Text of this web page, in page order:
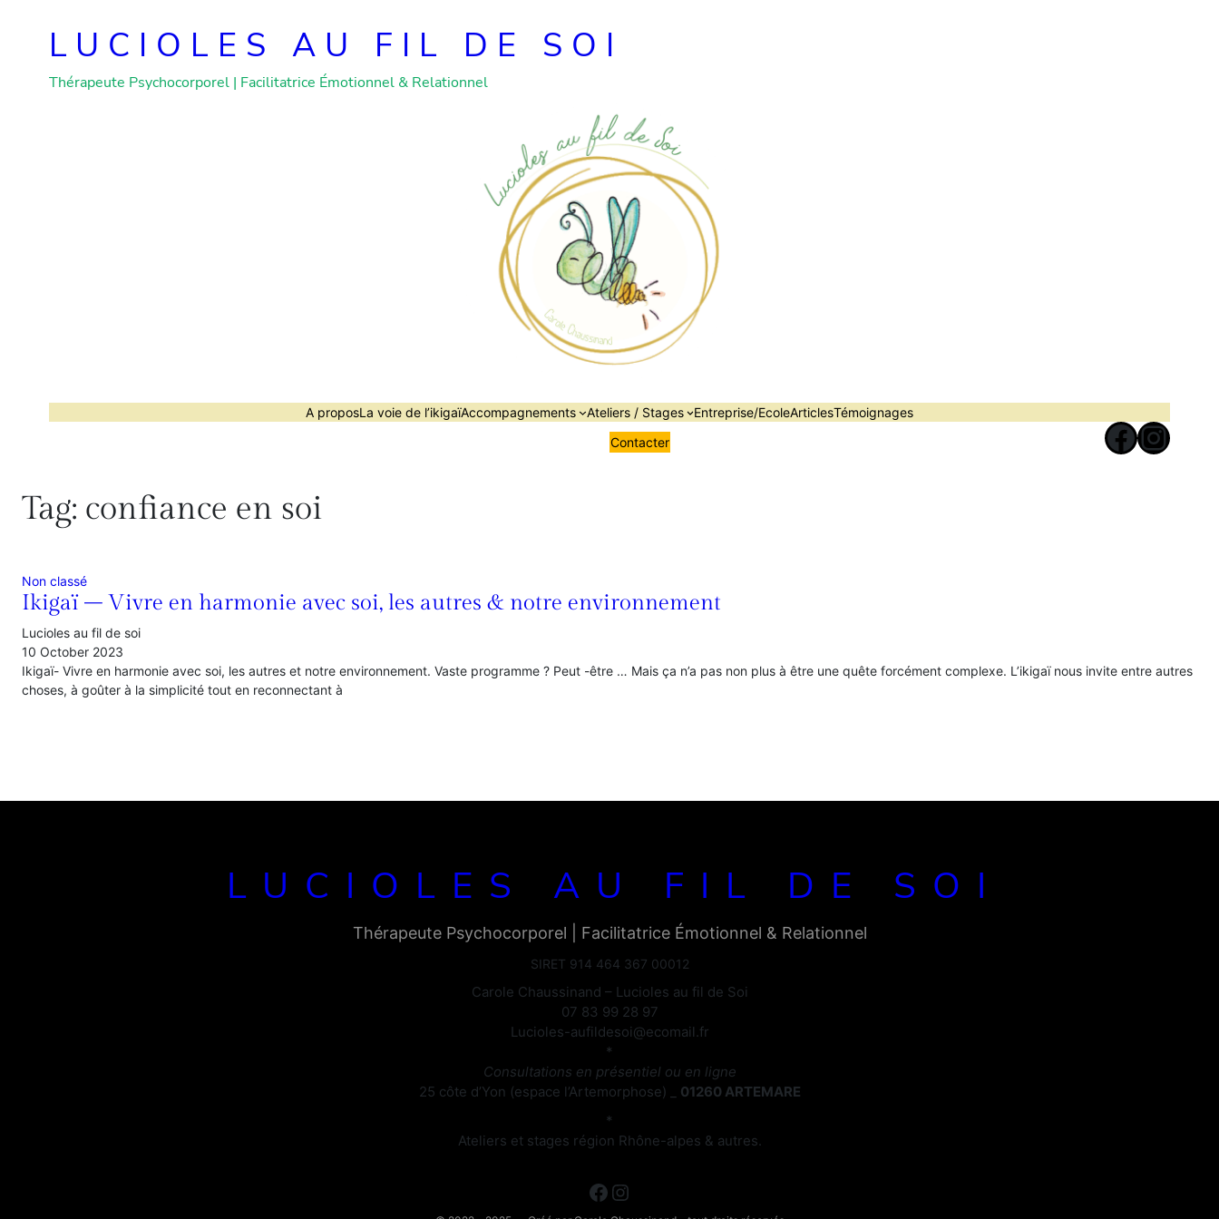
LUCIOLES AU FIL DE SOI
Thérapeute Psychocorporel | Facilitatrice Émotionnel & Relationnel
A proposLa voie de l’ikigaïAccompagnements Ateliers / Stages Entreprise/EcoleArticlesTémoignages
Contacter
Facebook Instagram
Tag: confiance en soi
Non classé
Ikigaï – Vivre en harmonie avec soi, les autres & notre environnement
Lucioles au fil de soi
10 October 2023
Ikigaï- Vivre en harmonie avec soi, les autres et notre environnement. Vaste programme ? Peut -être … Mais ça n’a pas non plus à être une quête forcément complexe. L’ikigaï nous invite entre autres
choses, à goûter à la simplicité tout en reconnectant à
LUCIOLES AU FIL DE SOI
Thérapeute Psychocorporel | Facilitatrice Émotionnel & Relationnel
SIRET 914 464 367 00012
Carole Chaussinand – Lucioles au fil de Soi
07 83 99 28 97
Lucioles-aufildesoi@ecomail.fr
*
Consultations en présentiel ou en ligne
25 côte d’Yon (espace l’Artemorphose) _ 01260 ARTEMARE
*
Ateliers et stages région Rhône-alpes & autres.
Facebook Instagram